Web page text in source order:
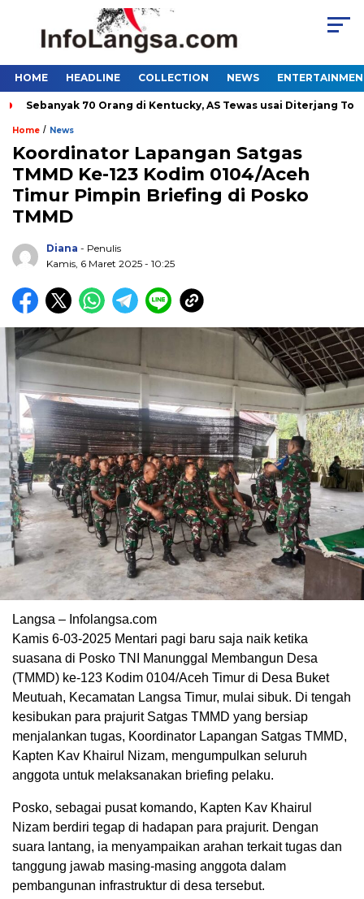
HOME HEADLINE COLLECTION NEWS
70 Orang di Kentucky, AS Tewas usai Diterjang Tornado
Home / News
Koordinator Lapangan Satgas
TMMD Ke-123 Kodim 0104/Aceh
Timur Pimpin Briefing di Posko
TMMD
Diana - Penulis
Kamis, 6 Maret 2025 - 10:25
Langsa – Infolangsa.com
Kamis 6-03-2025 Mentari pagi baru saja naik ketika
suasana di Posko TNI Manunggal Membangun Desa
(TMMD) ke-123 Kodim 0104/Aceh Timur di Desa Buket
Meutuah, Kecamatan Langsa Timur, mulai sibuk. Di tengah
kesibukan para prajurit Satgas TMMD yang bersiap
menjalankan tugas, Koordinator Lapangan Satgas TMMD,
Kapten Kav Khairul Nizam, mengumpulkan seluruh
anggota untuk melaksanakan briefing pelaku.
Posko, sebagai pusat komando, Kapten Kav Khairul
Nizam berdiri tegap di hadapan para prajurit. Dengan
suara lantang, ia menyampaikan arahan terkait tugas dan
tanggung jawab masing-masing anggota dalam
pembangunan infrastruktur di desa tersebut.